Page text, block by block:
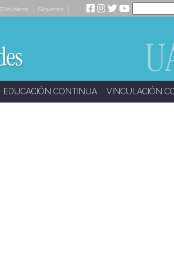
Biblioteca Síguenos
EDUCACIÓN CONTINUA VINCULACIÓN